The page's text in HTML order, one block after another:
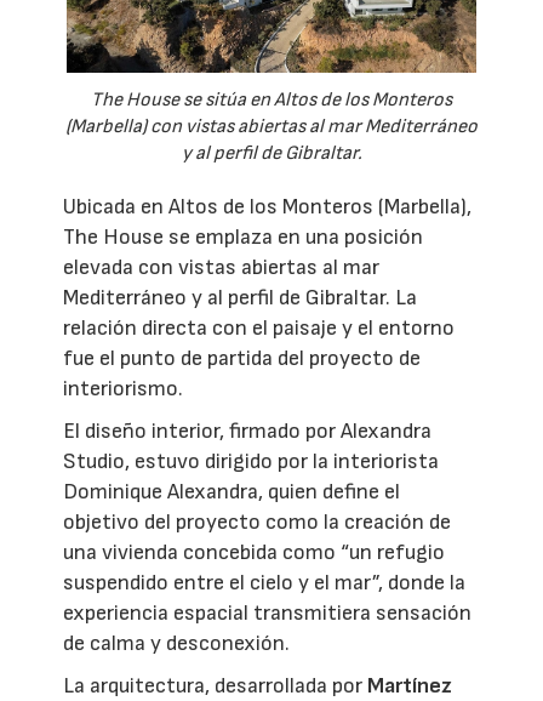
The House se sitúa en Altos de los Monteros
(Marbella) con vistas abiertas al mar Mediterráneo
y al perfil de Gibraltar.
Ubicada en Altos de los Monteros (Marbella),
The House se emplaza en una posición
elevada con vistas abiertas al mar
Mediterráneo y al perfil de Gibraltar. La
relación directa con el paisaje y el entorno
fue el punto de partida del proyecto de
interiorismo.
El diseño interior, firmado por Alexandra
Studio, estuvo dirigido por la interiorista
Dominique Alexandra, quien define el
objetivo del proyecto como la creación de
una vivienda concebida como “un refugio
suspendido entre el cielo y el mar”, donde la
experiencia espacial transmitiera sensación
de calma y desconexión.
La arquitectura, desarrollada por Martínez